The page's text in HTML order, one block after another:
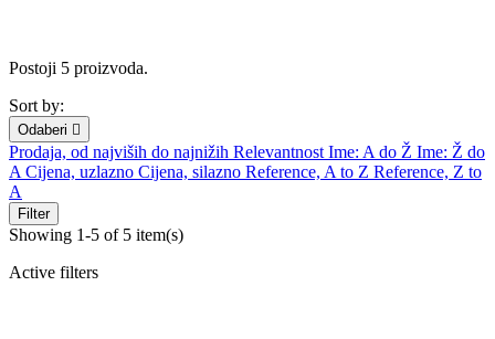
Postoji 5 proizvoda.
Sort by:
Odaberi 
Prodaja, od najviših do najnižih Relevantnost Ime: A do Ž Ime: Ž do
A Cijena, uzlazno Cijena, silazno Reference, A to Z Reference, Z to
A
Filter
Showing 1-5 of 5 item(s)
Active filters